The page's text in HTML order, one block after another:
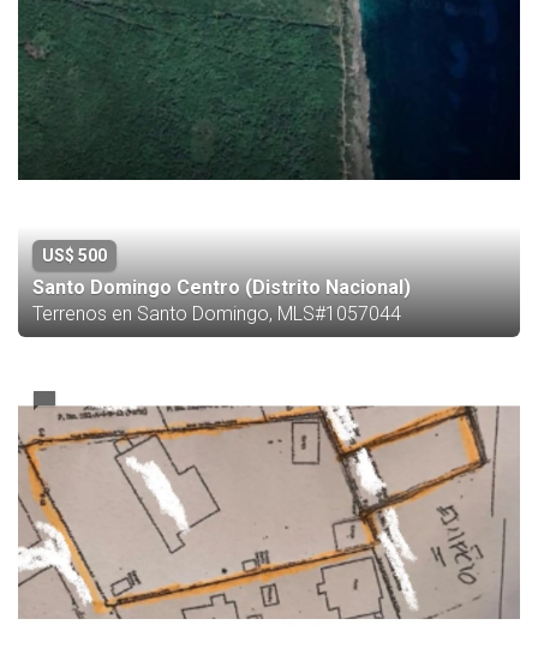
US$ 500
Santo Domingo Centro (Distrito Nacional)
Terrenos en Santo Domingo, MLS#1057044